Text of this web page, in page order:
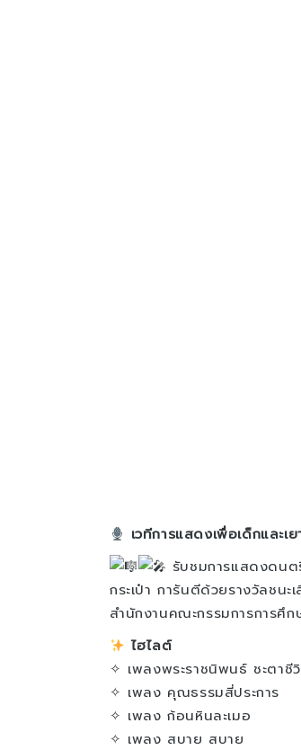
เวทีการแสดงเพื่อเด็กและ
รับชมการแสดงดนต
กระเป๋า การันตีด้วยรางวัลช
สำนักงานคณะกรรมการการศึ
ไฮไลต์
✧ เพลงพระราชนิพนธ์ ชะตาชี
✧ เพลง คุณธรรมสี่ประการ
✧ เพลง ก้อนหินละเมอ
✧ เพลง สบาย สบาย